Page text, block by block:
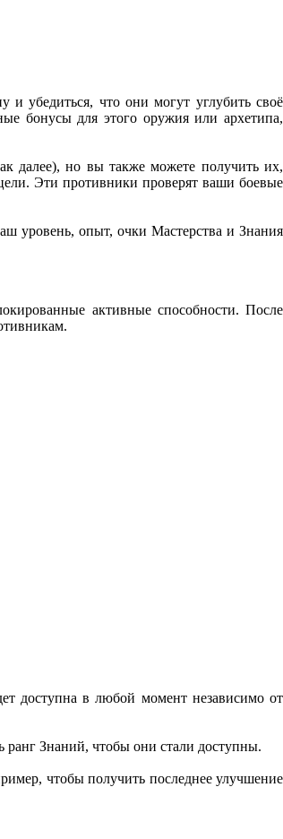
и убедиться, что они могут углубить своё
бонусы для этого оружия или архетипа,
далее), но вы также можете получить их,
Эти противники проверят ваши боевые
уровень, опыт, очки Мастерства и Знания
активные способности. После
доступна в любой момент независимо от
ранг Знаний, чтобы они стали доступны.
чтобы получить последнее улучшение